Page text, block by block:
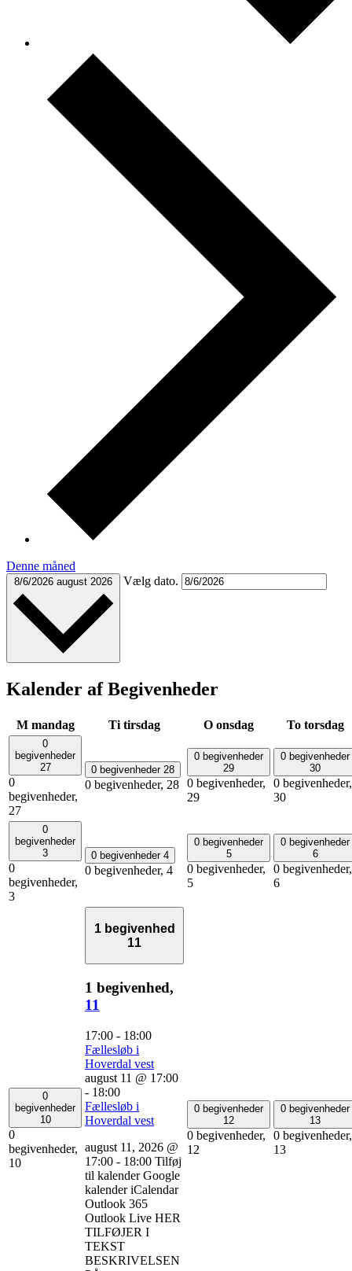
Denne måned
8/6/2026 august 2026 Vælg dato.
Kalender af Begivenheder
M mandag Ti tirsdag O onsdag To torsdag
0
begivenheder
27
0
begivenheder,
27
0 begivenheder 28
0 begivenheder, 28
0 begivenheder
29
0 begivenheder,
29
0 begivenheder
30
0 begivenheder,
30
0
begivenheder
3
0
begivenheder,
3
0 begivenheder 4
0 begivenheder, 4
0 begivenheder
5
0 begivenheder,
5
0 begivenheder
6
0 begivenheder,
6
0
begivenheder
10
0
begivenheder,
10
1 begivenhed
11
1 begivenhed,
11
17:00 - 18:00
Fællesløb i
Hoverdal vest
august 11 @ 17:00
- 18:00
Fællesløb i
Hoverdal vest
august 11, 2026 @
17:00 - 18:00 Tilføj
til kalender Google
kalender iCalendar
Outlook 365
Outlook Live HER
TILFØJER I
TEKST
BESKRIVELSEN
0 begivenheder
12
0 begivenheder,
12
0 begivenheder
13
0 begivenheder,
13